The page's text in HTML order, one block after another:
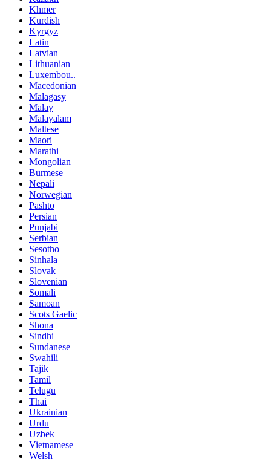
Khmer
Kurdish
Kyrgyz
Latin
Latvian
Lithuanian
Luxembou..
Macedonian
Malagasy
Malay
Malayalam
Maltese
Maori
Marathi
Mongolian
Burmese
Nepali
Norwegian
Pashto
Persian
Punjabi
Serbian
Sesotho
Sinhala
Slovak
Slovenian
Somali
Samoan
Scots Gaelic
Shona
Sindhi
Sundanese
Swahili
Tajik
Tamil
Telugu
Thai
Ukrainian
Urdu
Uzbek
Vietnamese
Welsh